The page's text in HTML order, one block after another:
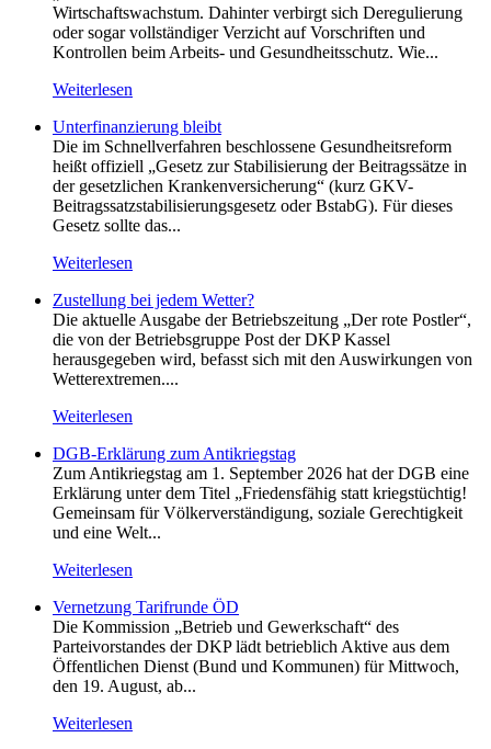
Wirtschaftswachstum. Dahinter verbirgt sich Deregulierung
oder sogar vollständiger Verzicht auf Vorschriften und
Kontrollen beim Arbeits- und Gesundheitsschutz. Wie...
Weiterlesen
Unterfinanzierung bleibt
Die im Schnellverfahren beschlossene Gesundheitsreform
heißt offiziell „Gesetz zur Stabilisierung der Beitragssätze in
der gesetzlichen Krankenversicherung“ (kurz GKV-
Beitragssatzstabilisierungsgesetz oder BstabG). Für dieses
Gesetz sollte das...
Weiterlesen
Zustellung bei jedem Wetter?
Die aktuelle Ausgabe der Betriebszeitung „Der rote Postler“,
die von der Betriebsgruppe Post der DKP Kassel
herausgegeben wird, befasst sich mit den Auswirkungen von
Wetterextremen....
Weiterlesen
DGB-Erklärung zum Antikriegstag
Zum Antikriegstag am 1. September 2026 hat der DGB eine
Erklärung unter dem Titel „Friedensfähig statt kriegstüchtig!
Gemeinsam für Völkerverständigung, soziale Gerechtigkeit
und eine Welt...
Weiterlesen
Vernetzung Tarifrunde ÖD
Die Kommission „Betrieb und Gewerkschaft“ des
Parteivorstandes der DKP lädt betrieblich Aktive aus dem
Öffentlichen Dienst (Bund und Kommunen) für Mittwoch,
den 19. August, ab...
Weiterlesen